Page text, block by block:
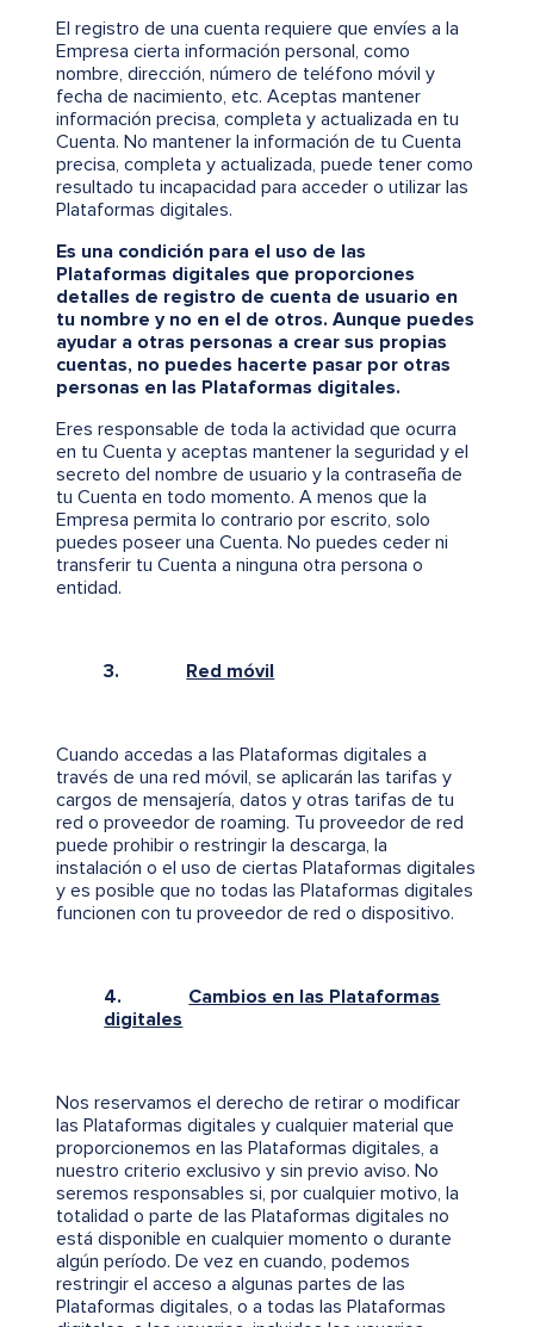
El registro de una cuenta requiere que envíes a la
Empresa cierta información personal, como
nombre, dirección, número de teléfono móvil y
fecha de nacimiento, etc. Aceptas mantener
información precisa, completa y actualizada en tu
Cuenta. No mantener la información de tu Cuenta
precisa, completa y actualizada, puede tener como
resultado tu incapacidad para acceder o utilizar las
Plataformas digitales.
Es una condición para el uso de las
Plataformas digitales que proporciones
detalles de registro de cuenta de usuario en
tu nombre y no en el de otros. Aunque puedes
ayudar a otras personas a crear sus propias
cuentas, no puedes hacerte pasar por otras
personas en las Plataformas digitales.
Eres responsable de toda la actividad que ocurra
en tu Cuenta y aceptas mantener la seguridad y el
secreto del nombre de usuario y la contraseña de
tu Cuenta en todo momento. A menos que la
Empresa permita lo contrario por escrito, solo
puedes poseer una Cuenta. No puedes ceder ni
transferir tu Cuenta a ninguna otra persona o
entidad.
3. Red móvil
Cuando accedas a las Plataformas digitales a
través de una red móvil, se aplicarán las tarifas y
cargos de mensajería, datos y otras tarifas de tu
red o proveedor de roaming. Tu proveedor de red
puede prohibir o restringir la descarga, la
instalación o el uso de ciertas Plataformas digitales
y es posible que no todas las Plataformas digitales
funcionen con tu proveedor de red o dispositivo.
4. Cambios en las Plataformas
digitales
Nos reservamos el derecho de retirar o modificar
las Plataformas digitales y cualquier material que
proporcionemos en las Plataformas digitales, a
nuestro criterio exclusivo y sin previo aviso. No
seremos responsables si, por cualquier motivo, la
totalidad o parte de las Plataformas digitales no
está disponible en cualquier momento o durante
algún período. De vez en cuando, podemos
restringir el acceso a algunas partes de las
Plataformas digitales, o a todas las Plataformas